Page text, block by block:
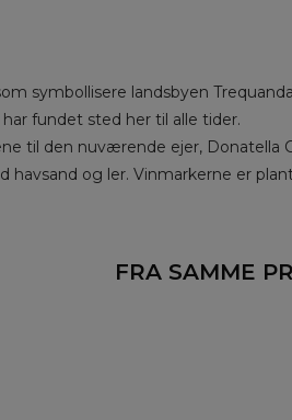
symbollisere landsbyen
fundet sted her til alle tider.
til den nuværende ejer, Donatella
og ler. Vinmarkerne er
FRA SAMME